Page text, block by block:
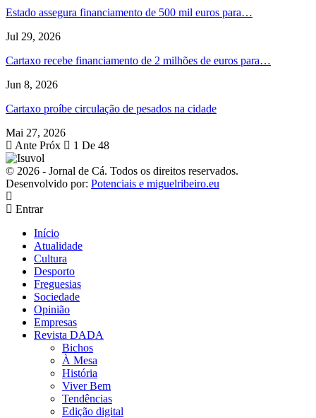
Estado assegura financiamento de 500 mil euros para…
Jul 29, 2026
Cartaxo recebe financiamento de 2 milhões de euros para…
Jun 8, 2026
Cartaxo proíbe circulação de pesados na cidade
Mai 27, 2026
Ante Próx 1 De 48
© 2026 - Jornal de Cá. Todos os direitos reservados.
Desenvolvido por: Potenciais e miguelribeiro.eu
Entrar
Início
Atualidade
Cultura
Desporto
Freguesias
Sociedade
Opinião
Empresas
Revista DADA
Bichos
À Mesa
História
Viver Bem
Tendências
Edição digital